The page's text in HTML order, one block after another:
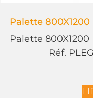
Palette
Palette
Réf.